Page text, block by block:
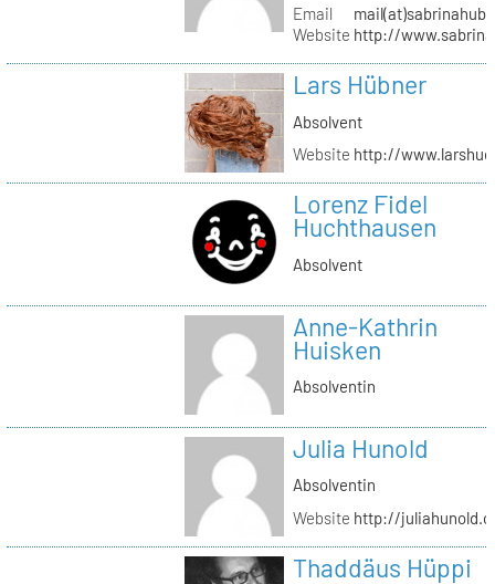
Email
Website http://
Lars Hübner
Absolvent
Website http://
Lorenz Fidel
Huchthausen
Absolvent
Anne-Kathrin
Huisken
Absolventin
Julia Hunold
Absolventin
Website http://
Thaddäus Hüppi